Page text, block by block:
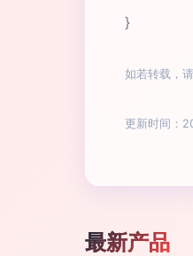
}
如若转载，
更新时间：
最新产品